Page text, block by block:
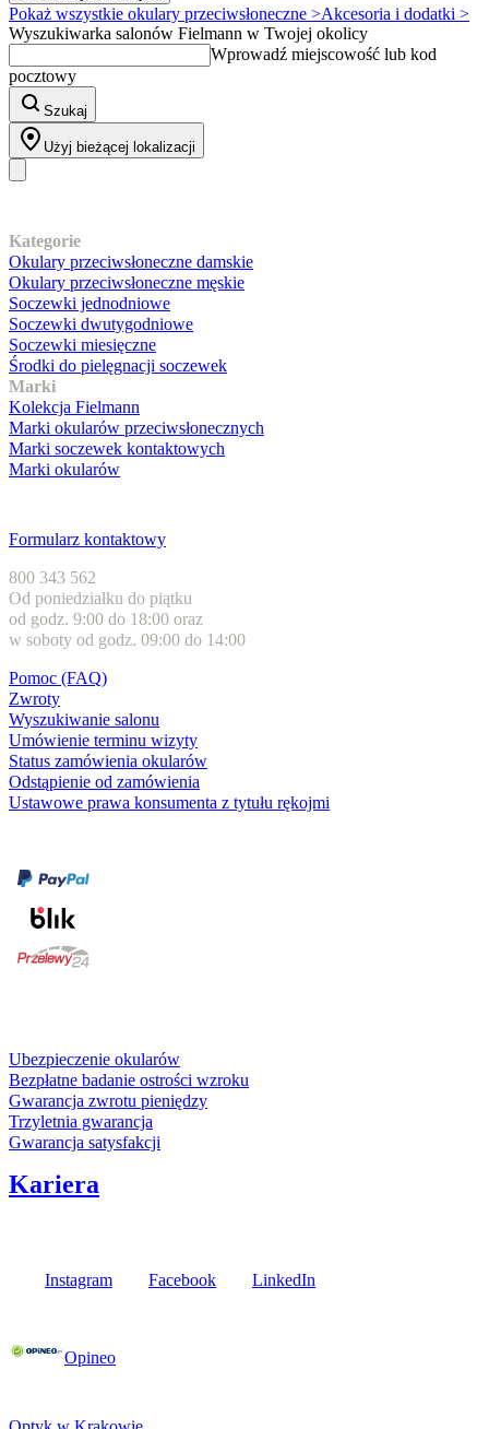
Pokaż wszystkie okulary przeciwsłoneczne >Akcesoria i dodatki >
Wyszukiwarka salonów Fielmann w Twojej okolicy
Wprowadź miejscowość lub kod
pocztowy
Szukaj
Użyj bieżącej lokalizacji
Kategorie
Okulary przeciwsłoneczne damskie
Okulary przeciwsłoneczne męskie
Soczewki jednodniowe
Soczewki dwutygodniowe
Soczewki miesięczne
Środki do pielęgnacji soczewek
Marki
Kolekcja Fielmann
Marki okularów przeciwsłonecznych
Marki soczewek kontaktowych
Marki okularów
Formularz kontaktowy
800 343 562
Od poniedziałku do piątku
od godz. 9:00 do 18:00 oraz
w soboty od godz. 09:00 do 14:00
Pomoc (FAQ)
Zwroty
Wyszukiwanie salonu
Umówienie terminu wizyty
Status zamówienia okularów
Odstąpienie od zamówienia
Ustawowe prawa konsumenta z tytułu rękojmi
Ubezpieczenie okularów
Bezpłatne badanie ostrości wzroku
Gwarancja zwrotu pieniędzy
Trzyletnia gwarancja
Gwarancja satysfakcji
Kariera
Instagram Facebook LinkedIn
Opineo